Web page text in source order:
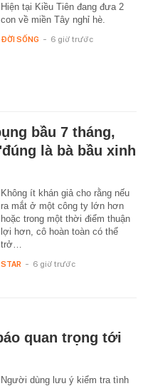
Hiện tại Kiều Tiên đang đưa 2
con về miền Tây nghỉ hè.
ĐỜI SỐNG - 6 giờ trước
bầu 7 tháng,
là bà bầu xinh
Không ít khán giả cho rằng nếu
ra mắt ở một công ty lớn hơn
hoặc trong một thời điểm thuận
lợi hơn, cô hoàn toàn có thể
trở…
STAR - 6 giờ trước
quan trọng tới
Người dùng lưu ý kiểm tra tình